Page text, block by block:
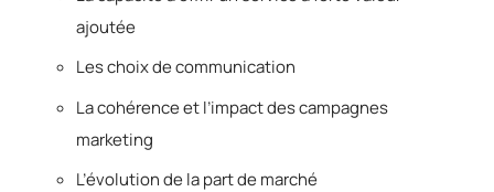
ajoutée
Les choix de communication
La cohérence et l’impact des campagnes
marketing
L’évolution de la part de marché